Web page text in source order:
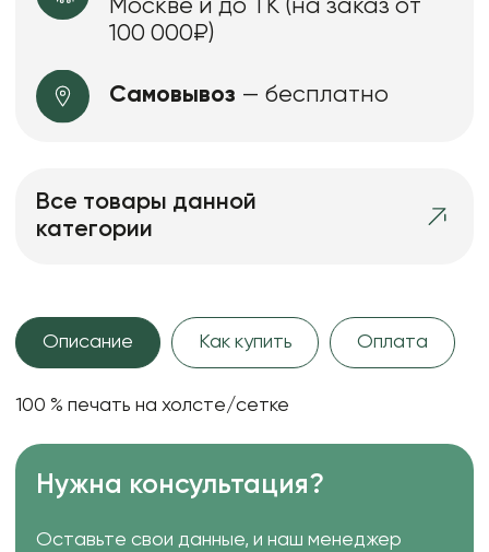
Москве и до ТК (на заказ от
100 000₽)
Самовывоз — бесплатно
Все товары данной
категории
Описание Как купить Оплата
100 % печать на холсте/сетке
Нужна консультация?
Оставьте свои данные, и наш менеджер